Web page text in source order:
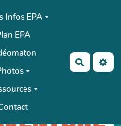
Infos EPA
EPA